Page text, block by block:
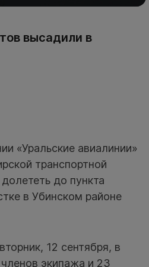
высадили в
«Уральские авиалинии»
транспортной
до пункта
в Убинском районе
12 сентября, в
экипажа и 23